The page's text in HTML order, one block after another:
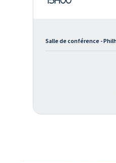
Andrea Chénier : Nemico
Salle de conférence -